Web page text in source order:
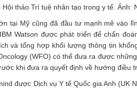
thảo Trí tuệ nhân tạo trong y tế. Ảnh:
tại Mỹ cũng đã đầu tư mạnh mẽ vào
Watson được phát triển để chẩn
và tổng hợp khối lượng thông tin
(WFO) có thể đưa ra được
khi đưa ra quyết định về hướng điều
được Dịch vụ Y tế Quốc gia Anh (UK